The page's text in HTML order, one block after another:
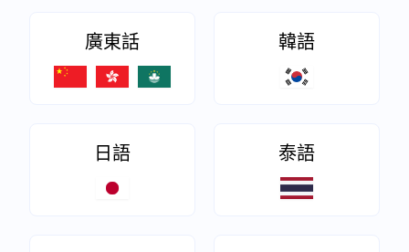
廣東話 韓語
日語 泰語